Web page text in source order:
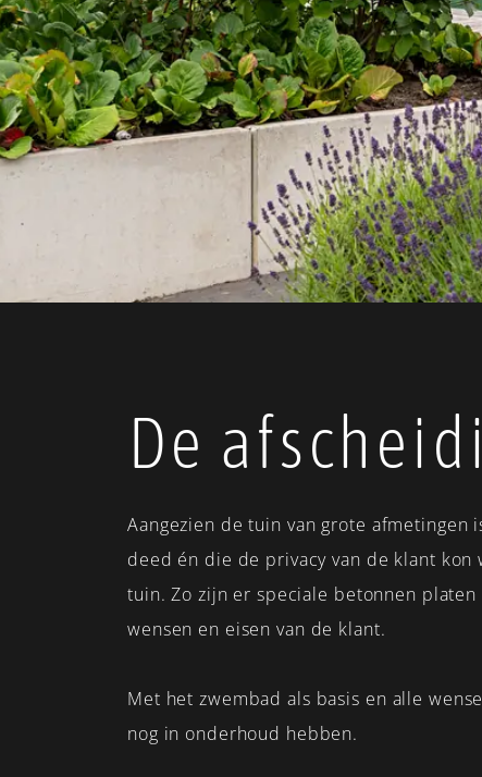
De
Aangezien de tuin van grote
deed én die de privacy van de klant
tuin. Zo zijn er speciale betonnen
wensen en eisen van de klant.
Met het zwembad als basis en alle
nog in onderhoud hebben.